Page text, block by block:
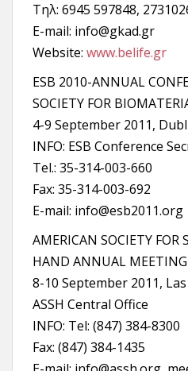
Tηλ: 6945 597848,
E-mail: info@gkad.gr
Website: www.belife.gr
ESB 2010-ANNUAL
SOCIETY FOR
4-9 September 2011,
INFO: ESB Conference
Tel.: 35-314-003-660
Fax: 35-314-003-692
E-mail: info@esb2011.org
AMERICAN SOCIETY FOR
HAND ANNUAL MEETING
8-10 September 2011,
ASSH Central Office
INFO: Tel: (847) 384-8300
Fax: (847) 384-1435